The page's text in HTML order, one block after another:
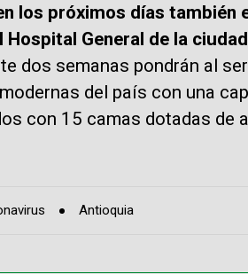
los próximos días
Hospital General de la
dos semanas pondrán al
del país con una
con 15 camas dotadas de
Antioquia